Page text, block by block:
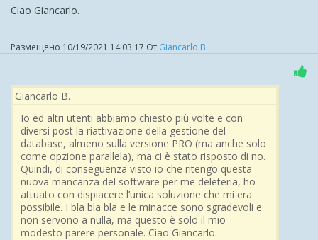
Noi ci aspettiamo il rilascio di una versione
la data di scadenza del ns. Contratto di Aggiornamento
corrente.
Cordialmente, Fabio.
Ciao Giancarlo.
Размещено 10/19/2021 14:03:17 От Giancarlo B.
Giancarlo B.
Io ed altri utenti abbiamo chiesto più volte e con
diversi post la riattivazione della gestione del
database, almeno sulla versione PRO (ma anche solo
come opzione parallela), ma ci è stato risposto di no.
Quindi, di conseguenza visto io che ritengo questa
nuova mancanza del software per me deleteria, ho
attuato con dispiacere l’unica soluzione che mi era
possibile. I bla bla bla e le minacce sono sgradevoli e
non servono a nulla, ma questo è solo il mio
modesto parere personale. Ciao Giancarlo.